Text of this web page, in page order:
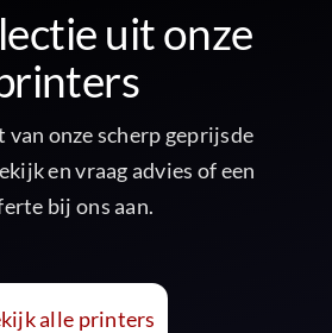
uit onze
van onze scherp geprijsde
en vraag advies of een
bij ons aan.
alle printers